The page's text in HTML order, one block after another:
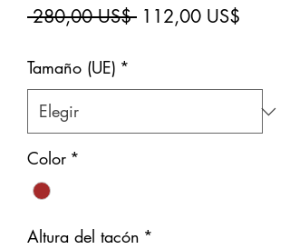
280,00 US$ Precio
112,00 US$
Tamaño (UE) *
Color *
Altura del tacón *